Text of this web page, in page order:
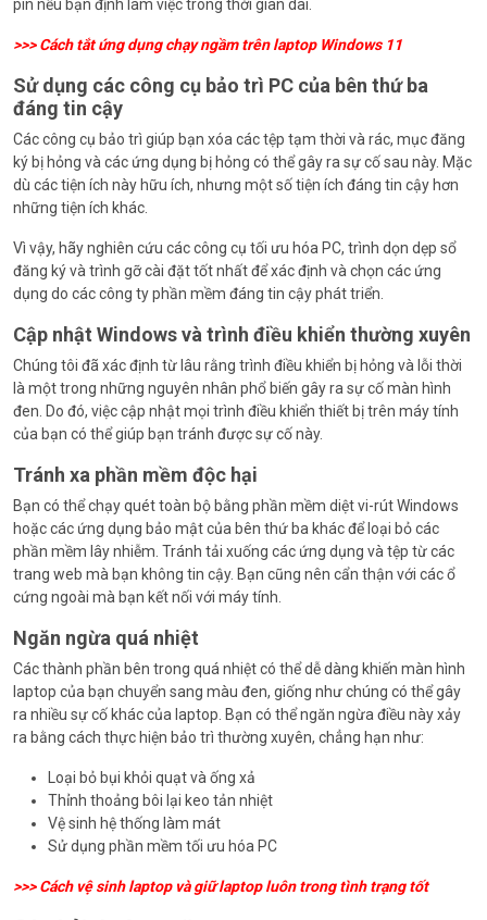
pin nếu bạn định làm việc trong thời gian dài.
>>>Cách tắt ứng dụng chạy ngầm trên laptop Windows 11
Sử dụng các công cụ bảo trì PC của bên thứ ba
đáng tin cậy
Các công cụ bảo trì giúp bạn xóa các tệp tạm thời và rác, mục đăng
ký bị hỏng và các ứng dụng bị hỏng có thể gây ra sự cố sau này. Mặc
dù các tiện ích này hữu ích, nhưng một số tiện ích đáng tin cậy hơn
những tiện ích khác.
Vì vậy, hãy nghiên cứu các công cụ tối ưu hóa PC, trình dọn dẹp sổ
đăng ký và trình gỡ cài đặt tốt nhất để xác định và chọn các ứng
dụng do các công ty phần mềm đáng tin cậy phát triển.
Cập nhật Windows và trình điều khiển thường xuyên
Chúng tôi đã xác định từ lâu rằng trình điều khiển bị hỏng và lỗi thời
là một trong những nguyên nhân phổ biến gây ra sự cố màn hình
đen. Do đó, việc cập nhật mọi trình điều khiển thiết bị trên máy tính
của bạn có thể giúp bạn tránh được sự cố này.
Tránh xa phần mềm độc hại
Bạn có thể chạy quét toàn bộ bằng phần mềm diệt vi-rút Windows
hoặc các ứng dụng bảo mật của bên thứ ba khác để loại bỏ các
phần mềm lây nhiễm. Tránh tải xuống các ứng dụng và tệp từ các
trang web mà bạn không tin cậy. Bạn cũng nên cẩn thận với các ổ
cứng ngoài mà bạn kết nối với máy tính.
Ngăn ngừa quá nhiệt
Các thành phần bên trong quá nhiệt có thể dễ dàng khiến màn hình
laptop của bạn chuyển sang màu đen, giống như chúng có thể gây
ra nhiều sự cố khác của laptop. Bạn có thể ngăn ngừa điều này xảy
ra bằng cách thực hiện bảo trì thường xuyên, chẳng hạn như:
Loại bỏ bụi khỏi quạt và ống xả
Thỉnh thoảng bôi lại keo tản nhiệt
Vệ sinh hệ thống làm mát
Sử dụng phần mềm tối ưu hóa PC
>>>Cách vệ sinh laptop và giữ laptop luôn trong tình trạng tốt